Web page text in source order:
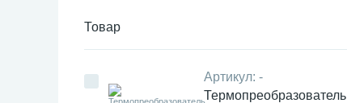
Товар
Артикул: -
Термопреобразователь